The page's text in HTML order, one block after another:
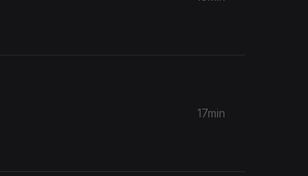
17min